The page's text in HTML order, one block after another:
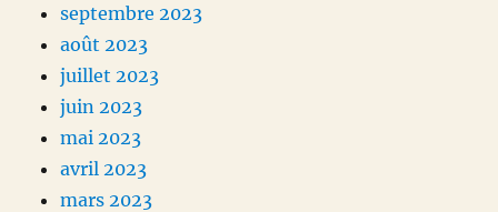
septembre 2023
août 2023
juillet 2023
juin 2023
mai 2023
avril 2023
mars 2023